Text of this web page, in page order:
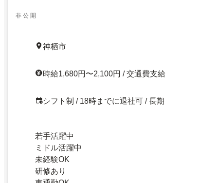
非 公 開
神栖市
時給1,680円〜2,100円 / 交通費支給
シフト制 / 18時までに退社可 / 長期
若手活躍中
ミドル活躍中
未経験OK
研修あり